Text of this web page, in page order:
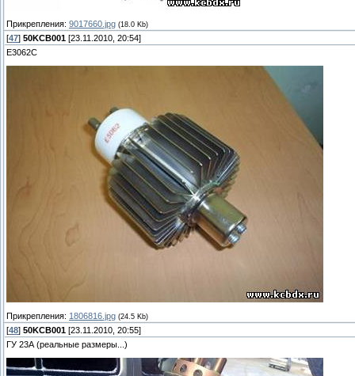
Прикрепления: 9017660.jpg (18.0 Kb)
[47] 50KCB001 [23.11.2010, 20:54]
Е3062С
Прикрепления: 1806816.jpg (24.5 Kb)
[48] 50KCB001 [23.11.2010, 20:55]
ГУ 23А (реальные размеры...)